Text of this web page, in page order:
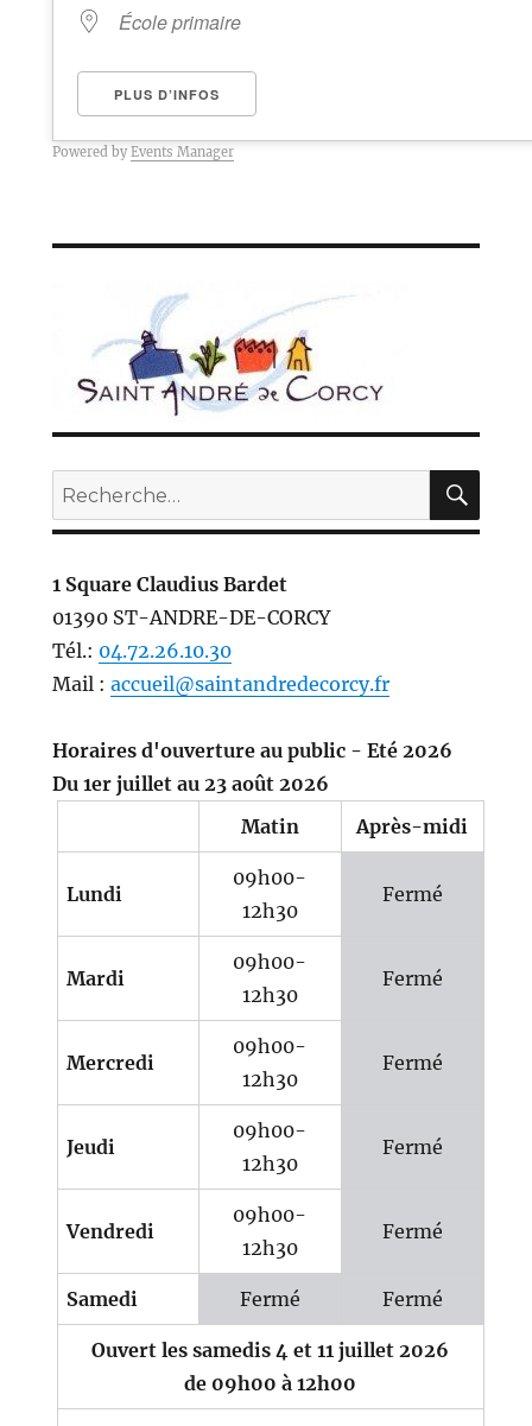
École primaire
PLUS D’INFOS
Powered byEvents Manager
Recherche
pour :
1 Square Claudius Bardet
01390 ST-ANDRE-DE-CORCY
Tél.: 04.72.26.10.30
Mail : accueil@saintandredecorcy.fr
Horaires d'ouverture au public - Eté 2026
Du 1er juillet au 23 août 2026
Matin
Après-midi
Lundi
09h00-
12h30
Fermé
Mardi
09h00-
12h30
Fermé
Mercredi
09h00-
12h30
Fermé
Jeudi
09h00-
12h30
Fermé
Vendredi
09h00-
12h30
Fermé
Samedi Fermé Fermé
Ouvert les samedis 4 et 11 juillet 2026
de 09h00 à 12h00